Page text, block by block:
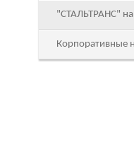
"СТАЛЬТРАНС"
Корпоративные